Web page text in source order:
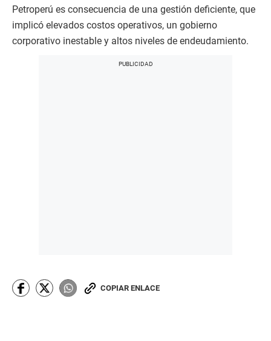
Petroperú es consecuencia de una gestión deficiente, que
implicó elevados costos operativos, un gobierno
corporativo inestable y altos niveles de endeudamiento.
COPIAR ENLACE